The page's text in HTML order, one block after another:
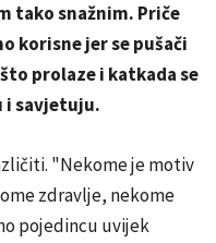
tako snažnim. Priče
korisne jer se pušači
prolaze i katkada se
i savjetuju.
"Nekome je motiv
zdravlje, nekome
pojedincu uvijek